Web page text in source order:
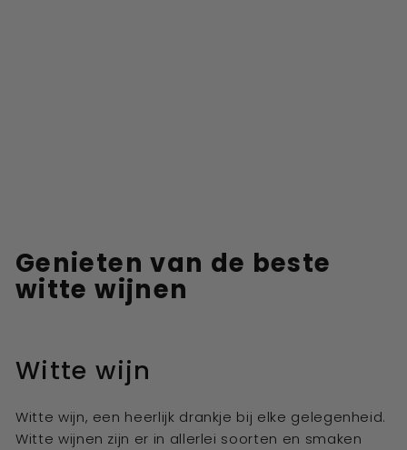
Genieten van de beste
witte wijnen
Witte wijn
Witte wijn, een heerlijk drankje bij elke gelegenheid.
Witte wijnen zijn er in allerlei soorten en smaken